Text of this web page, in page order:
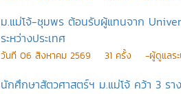
ม.แม่โจ้-ชุมพร ต้อนรับผู้แทนจาก
ระหว่างประเทศ
วันที 06 สิงหาคม 2569 31 ครั้ง -ผู้ดูแลร
นักศึกษาสัตวศาสตร์ฯ ม.แม่โจ้ คว้า 3 รา